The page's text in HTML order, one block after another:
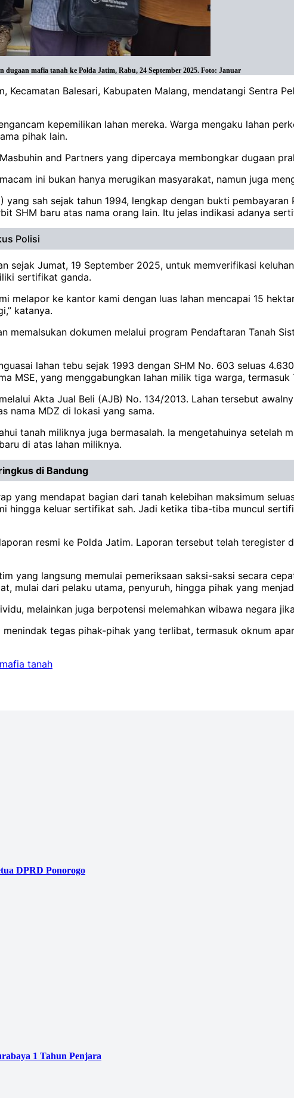
mafia tanah ke Polda Jatim, Rabu, 24 September 2025. Foto: Januar
Kecamatan Balesari, Kabupaten Malang, mendatangi Sentra
kepemilikan lahan mereka. Warga mengaku lahan
pihak lain.
and Partners yang dipercaya membongkar dugaan
ini bukan hanya merugikan masyarakat, namun juga
sah sejak tahun 1994, lengkap dengan bukti pembayaran
SHM baru atas nama orang lain. Itu jelas indikasi adanya
Polisi
sejak Jumat, 19 September 2025, untuk memverifikasi
sertifikat ganda.
melapor ke kantor kami dengan luas lahan mencapai 15
katanya.
memalsukan dokumen melalui program Pendaftaran Tanah
lahan tebu sejak 1993 dengan SHM No. 603 seluas
MSE, yang menggabungkan lahan milik tiga warga, termasuk
Akta Jual Beli (AJB) No. 134/2013. Lahan tersebut
nama MDZ di lokasi yang sama.
tanah miliknya juga bermasalah. Ia mengetahuinya setelah
di atas lahan miliknya.
di Bandung
yang mendapat bagian dari tanah kelebihan maksimum
hingga keluar sertifikat sah. Jadi ketika tiba-tiba muncul
resmi ke Polda Jatim. Laporan tersebut telah teregister
yang langsung memulai pemeriksaan saksi-saksi secara
mulai dari pelaku utama, penyuruh, hingga pihak yang
melainkan juga berpotensi melemahkan wibawa negara
tegas pihak-pihak yang terlibat, termasuk oknum
tanah
DPRD Ponorogo
1 Tahun Penjara